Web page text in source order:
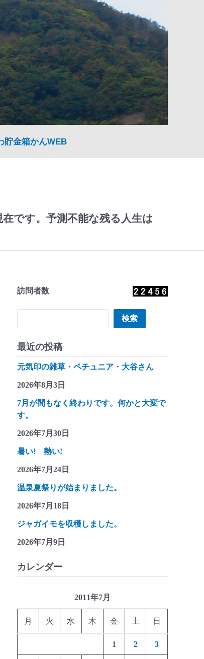
貯金箱かんWEB
です。予測不能な残る人生は
訪問者数
検索
最近の投稿
元気印の雑草・ペチュニア・大谷さん
2026年8月3日
7月が間もなく終わりです。何かと大変で
す。
2026年7月30日
暑い! 熱い!
2026年7月24日
温泉夏祭りが始まりました。
2026年7月18日
ジャガイモを収穫しました。
2026年7月9日
カレンダー
2011年7月
月 火 水 木 金 土 日
1 2 3